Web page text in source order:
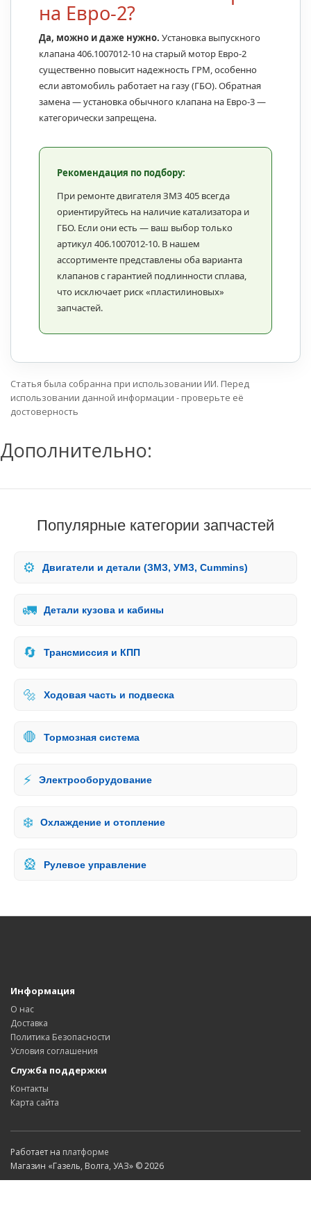
на Евро-2?
Да, можно и даже нужно. Установка выпускного
клапана 406.1007012-10 на старый мотор Евро-2
существенно повысит надежность ГРМ, особенно
если автомобиль работает на газу (ГБО). Обратная
замена — установка обычного клапана на Евро-3 —
категорически запрещена.
Рекомендация по подбору:
При ремонте двигателя ЗМЗ 405 всегда
ориентируйтесь на наличие катализатора и
ГБО. Если они есть — ваш выбор только
артикул 406.1007012-10. В нашем
ассортименте представлены оба варианта
клапанов с гарантией подлинности сплава,
что исключает риск «пластилиновых»
запчастей.
Статья была собранна при использовании ИИ. Перед
использовании данной информации - проверьте её
достоверность
Дополнительно:
Популярные категории запчастей
⚙️ Двигатели и детали (ЗМЗ, УМЗ, Cummins)
🚛 Детали кузова и кабины
🔄 Трансмиссия и КПП
🔩 Ходовая часть и подвеска
🛑 Тормозная система
⚡ Электрооборудование
❄️ Охлаждение и отопление
🎡 Рулевое управление
Информация
О нас
Доставка
Политика Безопасности
Условия соглашения
Служба поддержки
Контакты
Карта сайта
Работает на платформе
Магазин «Газель, Волга, УАЗ» © 2026